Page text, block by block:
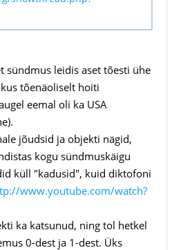
sündmus leidis aset tõesti ühe
tõenäoliselt hoiti
eemal oli ka USA
jõudsid ja objekti nägid,
kogu sündmuskäigu
küll "kadusid", kuid diktofoni
www.youtube.com/watch?
ka katsunud, ning tol hetkel
0-dest ja 1-dest. Üks